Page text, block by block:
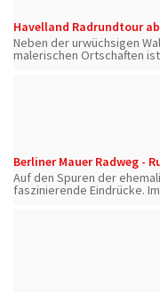
Havelland Radrundtour
Neben der urwüchsigen
malerischen Ortschaften
Berliner Mauer Radweg -
Auf den Spuren der
faszinierende Eindrücke.